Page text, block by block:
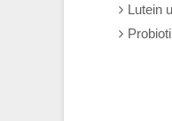
Lutein